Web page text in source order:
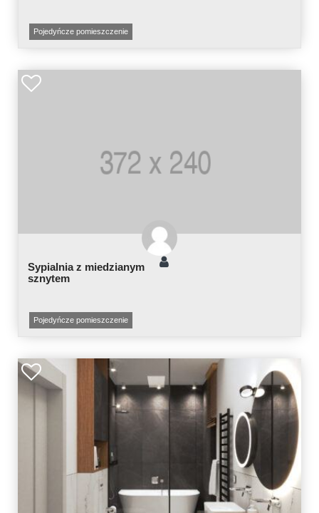
Pojedyńcze pomieszczenie
Sypialnia z miedzianym
sznytem
Pojedyńcze pomieszczenie